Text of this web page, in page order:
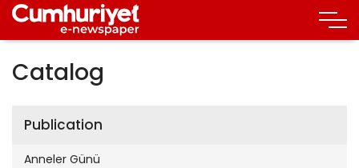
Catalog
Publication
Anneler Günü